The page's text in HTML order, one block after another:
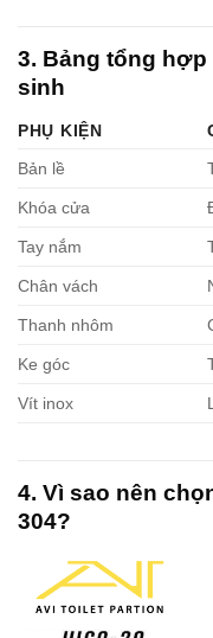
3. Bảng tổng
sinh
PHỤ KIỆN
Bản lề
Khóa cửa
Tay nắm
Chân vách
Thanh nhôm
Ke góc
Vít inox
4. Vì sao nên
304?